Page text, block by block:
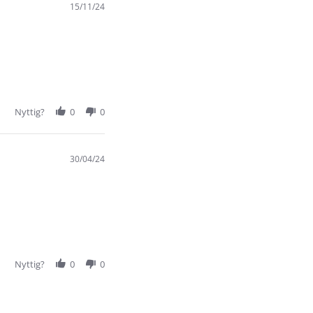
15/11/24
Nyttig? 0 0
30/04/24
Nyttig? 0 0